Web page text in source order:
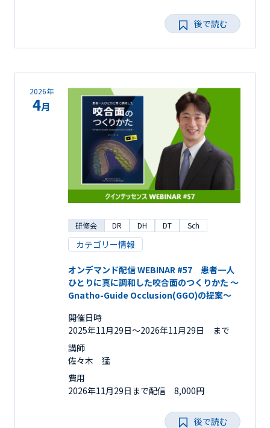
後で読む
2026年
4月
研修会 DR DH DT Sch
カテゴリー情報
オンデマンド配信 WEBINAR #57 患者一人
ひとりに真に調和した咬合面のつくりかた ～
Gnatho-Guide Occlusion(GGO)の提案～
開催日時
2025年11月29日〜2026年11月29日 まで
講師
佐々木 猛
費用
2026年11月29日まで配信 8,000円
後で読む